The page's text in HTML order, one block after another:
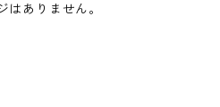
ありません。